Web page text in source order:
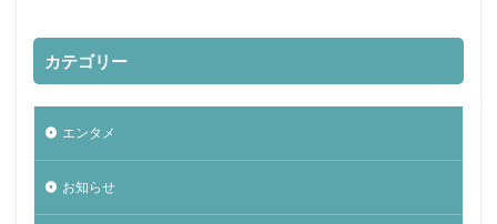
カテゴリー
エンタメ
お知らせ